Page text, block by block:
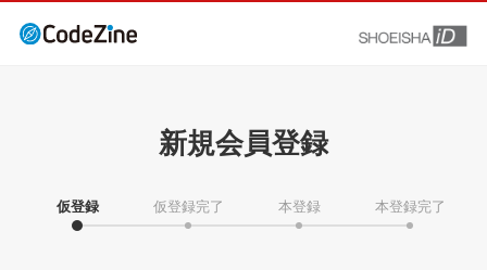
新規会員登録
仮登録 仮登録完了 本登録 本登録完了